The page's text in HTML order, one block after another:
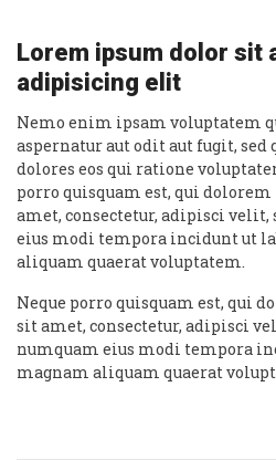
Lorem ipsum dolor sit
adipisicing elit
Nemo enim ipsam voluptatem
aspernatur aut odit aut fugit, sed
dolores eos qui ratione
porro quisquam est, qui
amet, consectetur, adipisci velit,
eius modi tempora incidunt ut
aliquam quaerat voluptatem.
Neque porro quisquam est, qui
sit amet, consectetur, adipisci
numquam eius modi tempora
magnam aliquam quaerat